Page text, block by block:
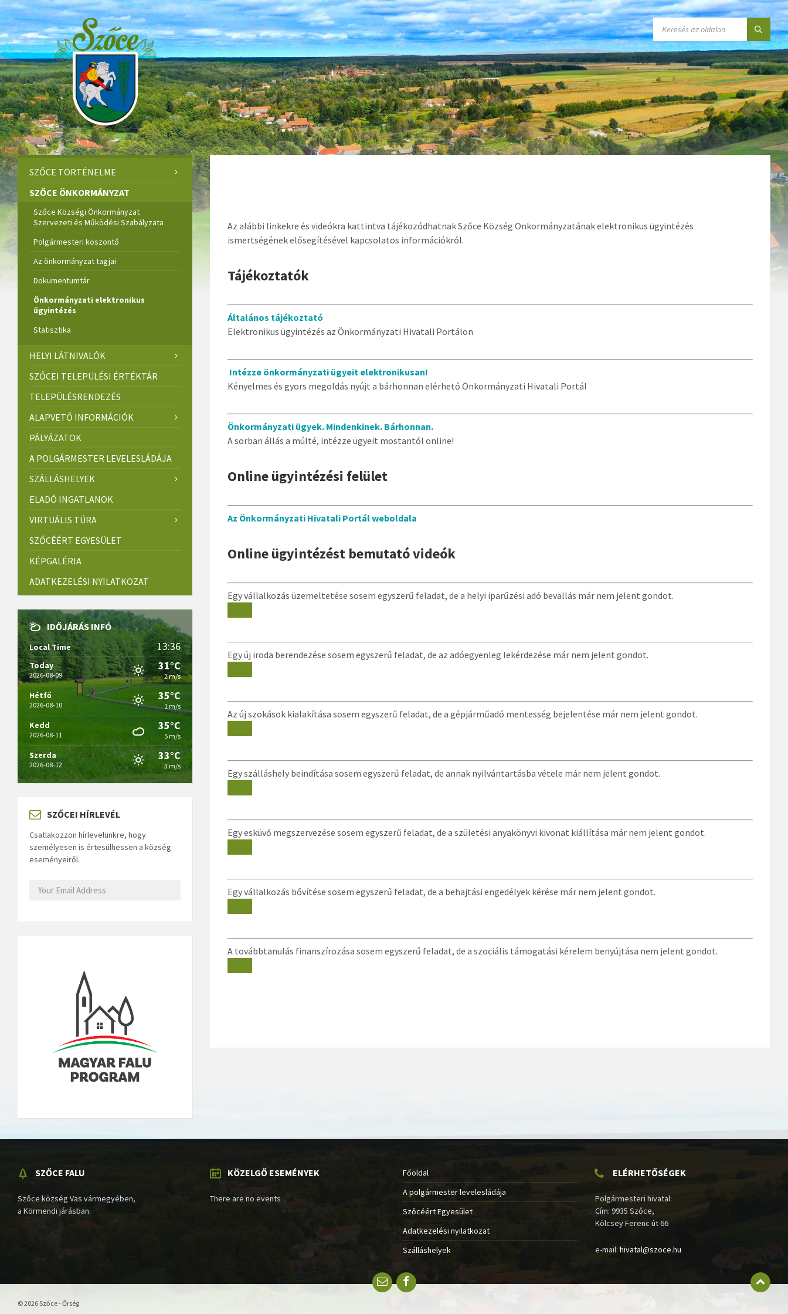
Skip
to
content
Skip
to
left
sidebar
Skip
to
footer
SEARCH:
Az alábbi linkekre és videókra kattintva tájékozódhatnak Szőce Község Önkormányzatának elektronikus ügyintézés
ismertségének elősegítésével kapcsolatos információkról.
Tájékoztatók
Általános tájékoztató
Elektronikus ügyintézés az Önkormányzati Hivatali Portálon
Intézze önkormányzati ügyeit elektronikusan!
Kényelmes és gyors megoldás nyújt a bárhonnan elérhető Önkormányzati Hivatali Portál
Önkormányzati ügyek. Mindenkinek. Bárhonnan.
A sorban állás a múlté, intézze ügyeit mostantól online!
Online ügyintézési felület
Az Önkormányzati Hivatali Portál weboldala
Online ügyintézést bemutató videók
Egy vállalkozás üzemeltetése sosem egyszerű feladat, de a helyi iparűzési adó bevallás már nem jelent gondot.
Egy új iroda berendezése sosem egyszerű feladat, de az adóegyenleg lekérdezése már nem jelent gondot.
Az új szokások kialakítása sosem egyszerű feladat, de a gépjárműadó mentesség bejelentése már nem jelent gondot.
Egy szálláshely beindítása sosem egyszerű feladat, de annak nyilvántartásba vétele már nem jelent gondot.
Egy esküvő megszervezése sosem egyszerű feladat, de a születési anyakönyvi kivonat kiállítása már nem jelent gondot.
Egy vállalkozás bővítése sosem egyszerű feladat, de a behajtási engedélyek kérése már nem jelent gondot.
A továbbtanulás finanszírozása sosem egyszerű feladat, de a szociális támogatási kérelem benyújtása nem jelent gondot.
SZŐCE TÖRTÉNELME
SZŐCE ÖNKORMÁNYZAT
Szőce Községi Önkormányzat
Szervezeti és Működési Szabályzata
Polgármesteri köszöntő
Az önkormányzat tagjai
Dokumentumtár
Önkormányzati elektronikus
ügyintézés
Statisztika
HELYI LÁTNIVALÓK
SZŐCEI TELEPÜLÉSI ÉRTÉKTÁR
TELEPÜLÉSRENDEZÉS
ALAPVETŐ INFORMÁCIÓK
PÁLYÁZATOK
A POLGÁRMESTER LEVELESLÁDÁJA
SZÁLLÁSHELYEK
ELADÓ INGATLANOK
VIRTUÁLIS TÚRA
SZŐCÉÉRT EGYESÜLET
KÉPGALÉRIA
ADATKEZELÉSI NYILATKOZAT
IDŐJÁRÁS INFÓ
Local Time 13:36
Today
2026-08-09
31°C
2 m/s
Hétfő
2026-08-10
35°C
1 m/s
Kedd
2026-08-11
35°C
5 m/s
Szerda
2026-08-12
33°C
3 m/s
SZŐCEI HÍRLEVÉL
Csatlakozzon hírlevelünkre, hogy
személyesen is értesülhessen a község
eseményeiről.
SZŐCE FALU
Szőce község Vas vármegyében,
a Körmendi járásban.
KÖZELGŐ ESEMÉNYEK
There are no events
Főoldal
A polgármester levelesládája
Szőcéért Egyesület
Adatkezelési nyilatkozat
Szálláshelyek
ELÉRHETŐSÉGEK
Polgármesteri hivatal:
Cím: 9935 Szőce,
Kölcsey Ferenc út 66
e-mail:hivatal@szoce.hu
EmailFacebook
© 2026 Szőce - Őrség